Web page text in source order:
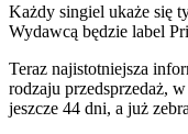
Każdy singiel ukaże się
Wydawcą będzie label
Teraz najistotniejsza
rodzaju przedsprzedaż,
jeszcze 44 dni, a już